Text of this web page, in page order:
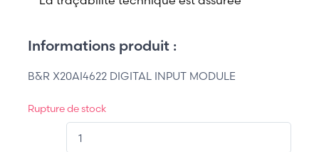
Informations produit :
B&R X20AI4622 DIGITAL INPUT MODULE
Rupture de stock